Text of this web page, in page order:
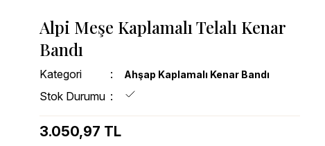
Alpi Meşe Kaplamalı Telalı Kenar
Bandı
Kategori Ahşap Kaplamalı Kenar Bandı
Stok Durumu
3.050,97 TL